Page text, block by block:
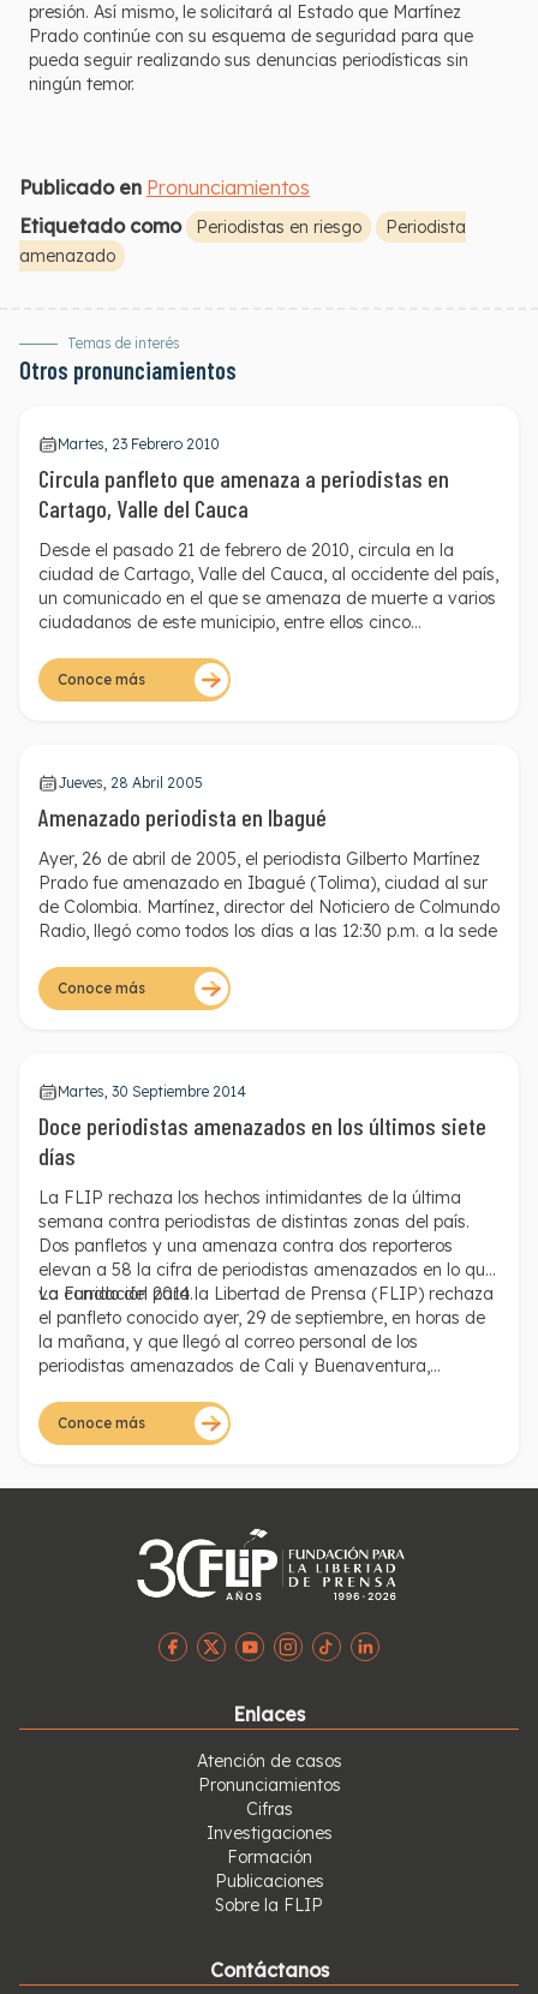
presión. Así mismo, le solicitará al Estado que Martínez
Prado continúe con su esquema de seguridad para que
pueda seguir realizando sus denuncias periodísticas sin
ningún temor.
Publicado en Pronunciamientos
Etiquetado como
Periodistas en riesgo
Periodista
amenazado
Temas de interés
Otros pronunciamientos
Martes, 23 Febrero 2010
Circula panfleto que amenaza a periodistas en
Cartago, Valle del Cauca
Desde el pasado 21 de febrero de 2010, circula en la
ciudad de Cartago, Valle del Cauca, al occidente del país,
un comunicado en el que se amenaza de muerte a varios
ciudadanos de este municipio, entre ellos cinco
circulado en Cartago cuatro panfletos similares.
Conoce más
Jueves, 28 Abril 2005
Amenazado periodista en Ibagué
Ayer, 26 de abril de 2005, el periodista Gilberto Martínez
Prado fue amenazado en Ibagué (Tolima), ciudad al sur
de Colombia. Martínez, director del Noticiero de Colmundo
Radio, llegó como todos los días a las 12:30 p.m. a la sede
sufragio que decía: "(…) Siga denunciando que así va
muy bien, gran hijueputa, escúdese en ese micrófono que
irregularidades en el manejo de los recursos de
Comfenalco -una caja de compensación familiar- y
cuestionando algunos manejos irregulares de un ex
congresista del Tolima.
Las amenazas contra el periodista comenzaron en enero
de 2003, luego de condenar en su noticiero radial el
asesinato de Felix Martínez Ramírez, vicepresidente de la
Red de Veedurías y compañero del periodista. Desde
entonces, Gilberto Martínez ha sido víctima de llamadas y
de sufragios en que reiteradamente lo acusan de "sapo
(entrometido)" y lo conminan a que deje de hacer
denuncias sobre corrupción.
Gilberto Martínez fue presentado ante el Programa de
Protección a Periodistas. En marzo de 2003, el estudio de
Seguridad- arrojó que había una amenaza latente contra
en la actualidad cuenta con dos escoltas y un vehículo
blindado. El 2 de septiembre de 2004 se hizo una nueva
evaluación de riesgo y el resultado fue el mismo.
La FLIP rechaza las amenazas de las que viene siendo
víctima el periodista Gilberto Martínez Prado y reitera la
importancia de que todos los reporteros colombianos
Prado continúe con su esquema de seguridad para que
Conoce más
Martes, 30 Septiembre 2014
Doce periodistas amenazados en los últimos siete
días
La FLIP rechaza los hechos intimidantes de la última
semana contra periodistas de distintas zonas del país.
Dos panfletos y una amenaza contra dos reporteros
elevan a 58 la cifra de periodistas amenazados en lo que
va corrido del 2014.
La Fundación para la Libertad de Prensa (FLIP) rechaza
el panfleto conocido ayer, 29 de septiembre, en horas de
la mañana, y que llegó al correo personal de los
periodistas amenazados de Cali y Buenaventura,
Conoce más
Enlaces
Atención de casos
Pronunciamientos
Cifras
Investigaciones
Formación
Publicaciones
Sobre la FLIP
Contáctanos